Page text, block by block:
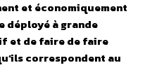
et économiquement
déployé à grande
et de faire de faire
correspondent au